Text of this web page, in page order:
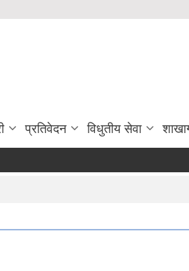
प्रतिवेदन विधुतीय सेवा